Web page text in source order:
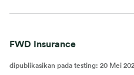
FWD Insurance
dipublikasikan pada testing: 20 Mei